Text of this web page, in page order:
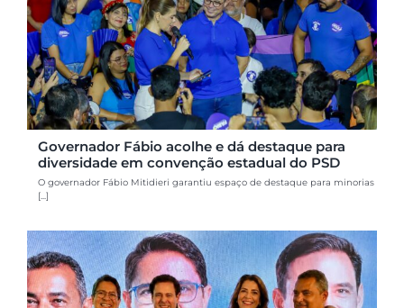
Governador Fábio acolhe e dá destaque para
diversidade em convenção estadual do PSD
O governador Fábio Mitidieri garantiu espaço de destaque para minorias
[...]